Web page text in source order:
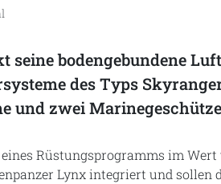
seine bodengebundene
des Typs
und zwei
Rüstungsprogramms im
Lynx integriert und sollen